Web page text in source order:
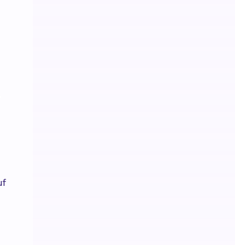
risikobasiert prüfen, ob Artikel und Bewegungsmuster zusammenpassen, und setzt auf